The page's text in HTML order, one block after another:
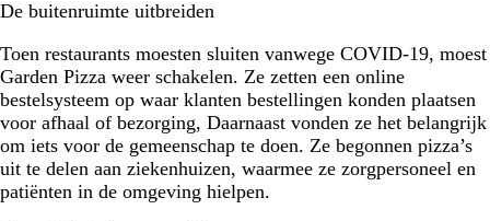
De buitenruimte uitbreiden
Toen restaurants moesten sluiten vanwege COVID-19, moest
Garden Pizza weer schakelen. Ze zetten een online
bestelsysteem op waar klanten bestellingen konden plaatsen
voor afhaal of bezorging, Daarnaast vonden ze het belangrijk
om iets voor de gemeenschap te doen. Ze begonnen pizza’s
uit te delen aan ziekenhuizen, waarmee ze zorgpersoneel en
patiënten in de omgeving hielpen.